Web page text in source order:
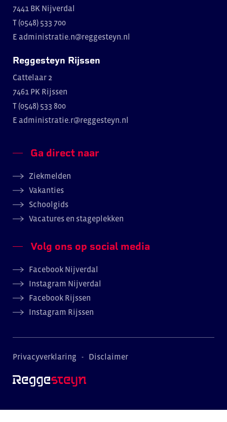
7441 BK Nijverdal
T (0548) 533 700
E administratie.n@reggesteyn.nl
Reggesteyn Rijssen
Cattelaar 2
7461 PK Rijssen
T (0548) 533 800
E administratie.r@reggesteyn.nl
Ga direct naar
Ziekmelden
Vakanties
Schoolgids
Vacatures en stageplekken
Volg ons op social media
Facebook Nijverdal
Instagram Nijverdal
Facebook Rijssen
Instagram Rijssen
Privacyverklaring Disclaimer